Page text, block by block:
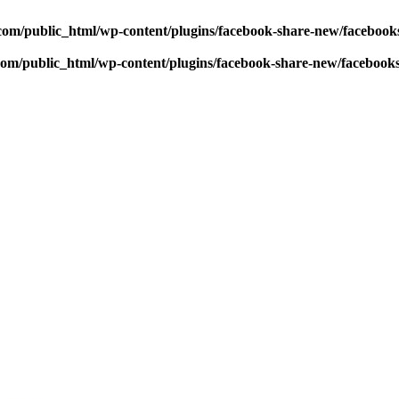
public_html/wp-content/plugins/facebook-share-new/
public_html/wp-content/plugins/facebook-share-new/